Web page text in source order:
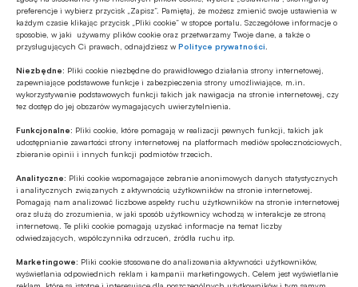
preferencje i wybierz przycisk „Zapisz”. Pamiętaj, że możesz zmienić swoje ustawienia w
każdym czasie klikając przycisk „Pliki cookie” w stopce portalu. Szczegółowe informacje o
sposobie, w jaki używamy plików cookie oraz przetwarzamy Twoje dane, a także o
przysługujących Ci prawach, odnajdziesz wPolityce prywatności
Niezbędne: Pliki cookie niezbędne do prawidłowego działania strony internetowej,
zapewniające podstawowe funkcje i zabezpieczenia strony umożliwiające, m.in.
wykorzystywanie podstawowych funkcji takich jak nawigacja na stronie internetowej, czy
tez dostęp do jej obszarów wymagających uwierzytelnienia.
Funkcjonalne: Pliki cookie, które pomagają w realizacji pewnych funkcji, takich jak
udostępnianie zawartości strony internetowej na platformach mediów społecznościowych,
zbieranie opinii i innych funkcji podmiotów trzecich.
Analityczne: Pliki cookie wspomagające zebranie anonimowych danych statystycznych
i analitycznych związanych z aktywnością użytkowników na stronie internetowej.
Pomagają nam analizować liczbowe aspekty ruchu użytkowników na stronie internetowej
oraz służą do zrozumienia, w jaki sposób użytkownicy wchodzą w interakcje ze stroną
internetową. Te pliki cookie pomagają uzyskać informacje na temat liczby
odwiedzających, współczynnika odrzuceń, źródła ruchu itp.
Marketingowe: Pliki cookie stosowane do analizowania aktywności użytkowników,
wyświetlania odpowiednich reklam i kampanii marketingowych. Celem jest wyświetlanie
reklam, które są istotne i interesujące dla poszczególnych użytkowników i tym samym
MULTIMEDIA
Banki mogą bezpośrednio finansować
przemysł zbrojeniowy
Z RYNKU FINANSOWEGO
PKO BP o nowych zasadach
ustawowych w sprawach frankowych
Na czym polega faza Discovery?
Z RYNKU FINANSOWEGO
Branża leasingowa o inwestycjach w
polskiej gospodarce, programie SAFE i